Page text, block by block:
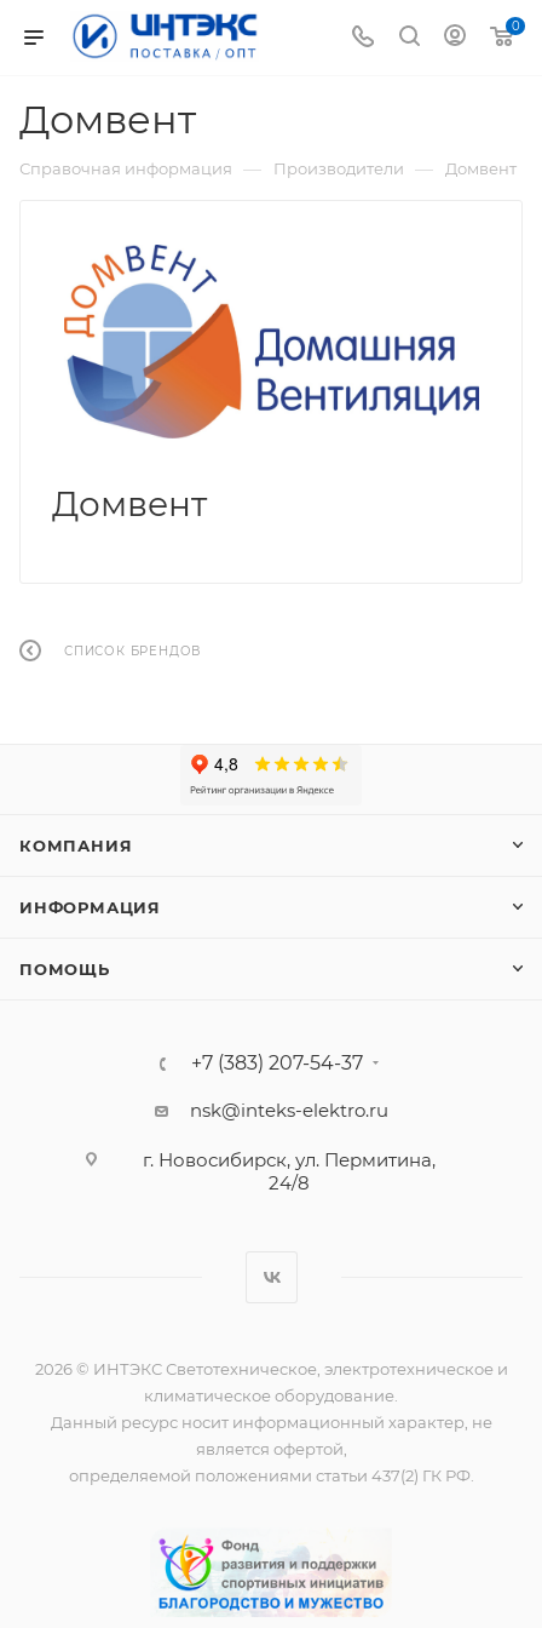
0
Домвент
Справочная информация — Производители — Домвент
Домвент
СПИСОК БРЕНДОВ
КОМПАНИЯ
ИНФОРМАЦИЯ
ПОМОЩЬ
+7 (383) 207-54-37
nsk@inteks-elektro.ru
г. Новосибирск, ул. Пермитина,
24/8
2026 © ИНТЭКС Светотехническое, электротехническое и
климатическое оборудование.
Данный ресурс носит информационный характер, не
является офертой,
определяемой положениями статьи 437(2) ГК РФ.